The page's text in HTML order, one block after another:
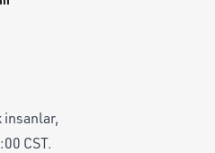
insanlar,
CST.